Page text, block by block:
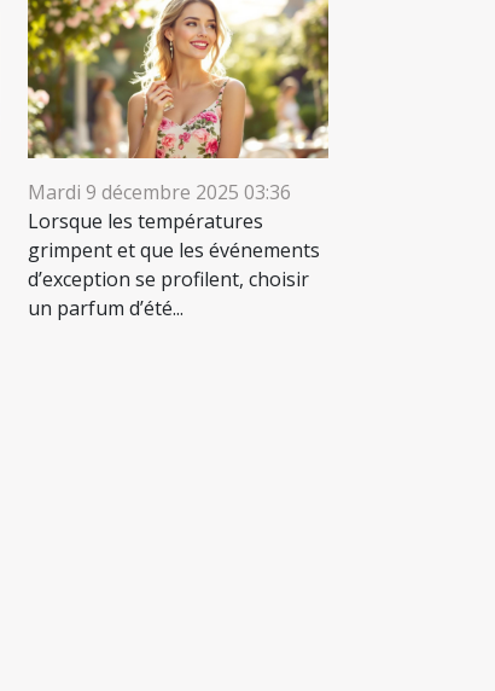
Mardi 9 décembre 2025 03:36
Lorsque les températures
grimpent et que les événements
d’exception se profilent, choisir
un parfum d’été...